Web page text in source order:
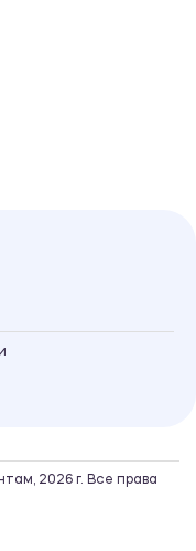
2026 г. Все права